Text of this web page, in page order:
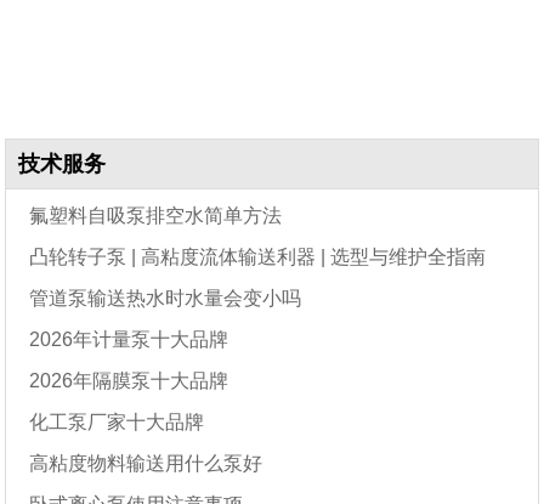
技术服务
氟塑料自吸泵排空水简单方法
凸轮转子泵 | 高粘度流体输送利器 | 选型与维护全指南
管道泵输送热水时水量会变小吗
2026年计量泵十大品牌
2026年隔膜泵十大品牌
化工泵厂家十大品牌
高粘度物料输送用什么泵好